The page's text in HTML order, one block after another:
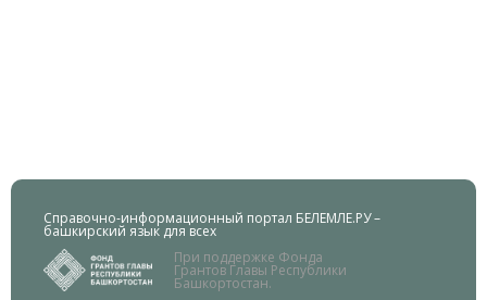
Справочно-информационный портал БЕЛЕМЛЕ.РУ –
башкирский язык для всех
При поддержке Фонда
Грантов Главы Республики
Башкортостан.